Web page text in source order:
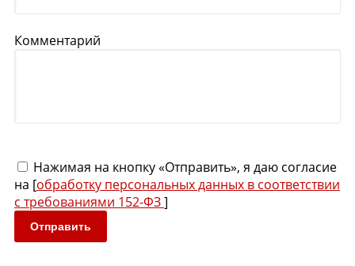
Комментарий
Нажимая на кнопку «Отправить», я даю согласие
на [обработку персональных данных в соответствии
с требованиями 152-ФЗ]
Отправить